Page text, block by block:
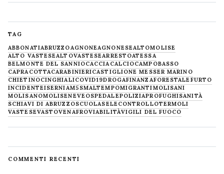
TAG
ABBONATIABRUZZOAGNONEAGNONESEALTOMOLISE
ALTO VASTESEALTOVASTESEARRESTOATESSA
BELMONTE DEL SANNIOCACCIACALCIOCAMPOBASSO
CAPRACOTTACARABINIERICASTIGLIONE MESSER MARINO
CHIETINOCINGHIALICOVID19DROGAFINANZAFORESTALE FURTO
INCIDENTEISERNIAM5SMALTEMPOMIGRANTIMOLISANI
MOLISANOMOLISENEVE OSPEDALEPOLIZIAPROFUGHISANITÀ
SCHIAVI DI ABRUZZOSCUOLASELECONTROLLOTERMOLI
VASTESEVASTOVENAFROVIABILITÀVIGILI DEL FUOCO
COMMENTI RECENTI